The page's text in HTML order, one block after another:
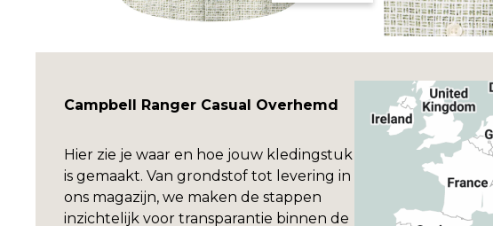
Campbell Ranger Casual Overhemd
Hier zie je waar en hoe jouw kledingstuk
is gemaakt. Van grondstof tot levering in
ons magazijn, we maken de stappen
inzichtelijk voor transparantie binnen de